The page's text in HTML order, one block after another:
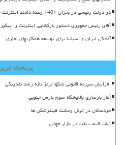
در دولت رئیسی در بحران 1401 وعده دادند اینترنت به طور موقت قطع می شود اما ماندگار شد
آقای رئیس جمهوری دستور بازگشایی اینترنت را
آمادگی ایران و اسپانیا برای توسعه همکاریهای تجاری
پربحث
افزایش سپرده قانونی بانکها ترمز تازه رشد نقدینگی
آغاز بازسازی پالایشگاه سوم پارس جنوبی
خردسالان در تونل وحشت فیلترشکن ها
ثبات قیمت نفت در بازار جهانی